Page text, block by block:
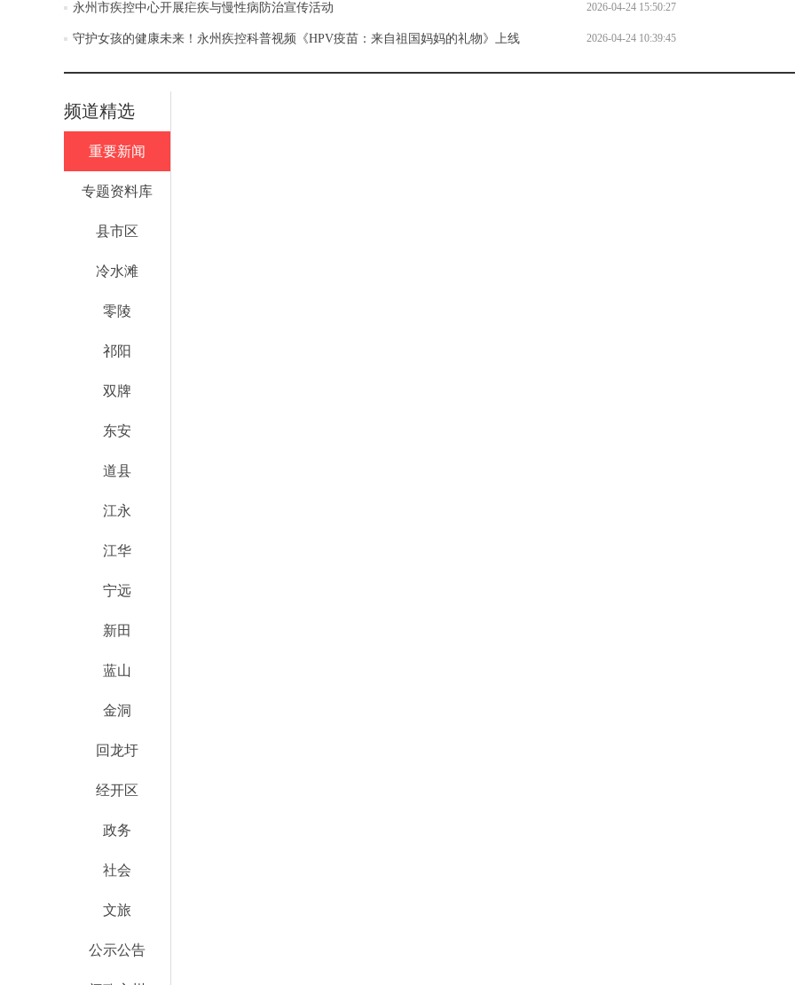
永州市疾控中心开展疟疾与慢性病防治宣传活动 2026-04-24 15:50:27
守护女孩的健康未来！永州疾控科普视频《HPV疫苗：来自祖国妈妈的礼物》上线 2026-04-24 10:39:45
频道精选
重要新闻
专题资料库
县市区
冷水滩
零陵
祁阳
双牌
东安
道县
江永
江华
宁远
新田
蓝山
金洞
回龙圩
经开区
政务
社会
文旅
公示公告